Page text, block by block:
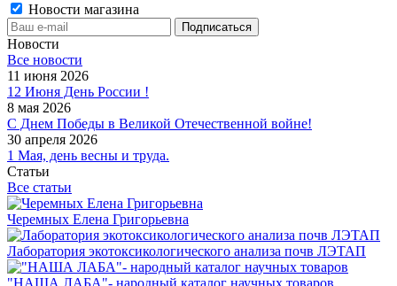
Новости магазина
Новости
Все новости
11 июня 2026
12 Июня День России !
8 мая 2026
С Днем Победы в Великой Отечественной войне!
30 апреля 2026
1 Мая, день весны и труда.
Статьи
Все статьи
Черемных Елена Григорьевна
Лаборатория экотоксикологического анализа почв ЛЭТАП
"НАША ЛАБА"- народный каталог научных товаров